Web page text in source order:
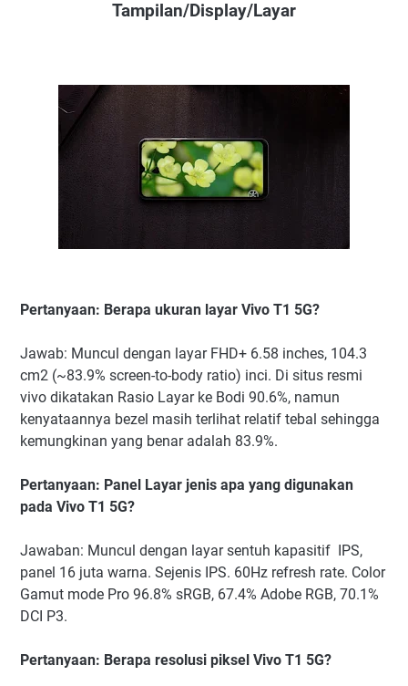
Tampilan/Display/Layar
Pertanyaan: Berapa ukuran layar Vivo T1 5G?
Jawab: Muncul dengan layar FHD+ 6.58 inches, 104.3
cm2 (~83.9% screen-to-body ratio) inci. Di situs resmi
vivo dikatakan Rasio Layar ke Bodi 90.6%, namun
kenyataannya bezel masih terlihat relatif tebal sehingga
kemungkinan yang benar adalah 83.9%.
Pertanyaan: Panel Layar jenis apa yang digunakan
pada Vivo T1 5G?
Jawaban: Muncul dengan layar sentuh kapasitif IPS,
panel 16 juta warna. Sejenis IPS. 60Hz refresh rate. Color
Gamut mode Pro 96.8% sRGB, 67.4% Adobe RGB, 70.1%
DCI P3.
Pertanyaan: Berapa resolusi piksel Vivo T1 5G?